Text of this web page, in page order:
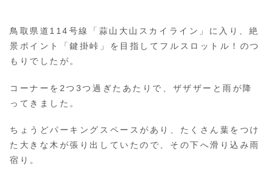
鳥取県道114号線「蒜山大山スカイライン」に入り、絶
景ポイント「鍵掛峠」を目指してフルスロットル！のつ
もりでしたが。
コーナーを2つ3つ過ぎたあたりで、ザザザーと雨が降
ってきました。
ちょうどパーキングスペースがあり、たくさん葉をつけ
た大きな木が張り出していたので、その下へ滑り込み雨
宿り。